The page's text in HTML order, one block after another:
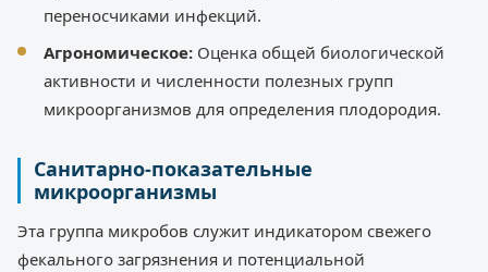
переносчиками инфекций.
Агрономическое: Оценка общей биологической
активности и численности полезных групп
микроорганизмов для определения плодородия.
Санитарно-показательные
микроорганизмы
Эта группа микробов служит индикатором свежего
фекального загрязнения и потенциальной